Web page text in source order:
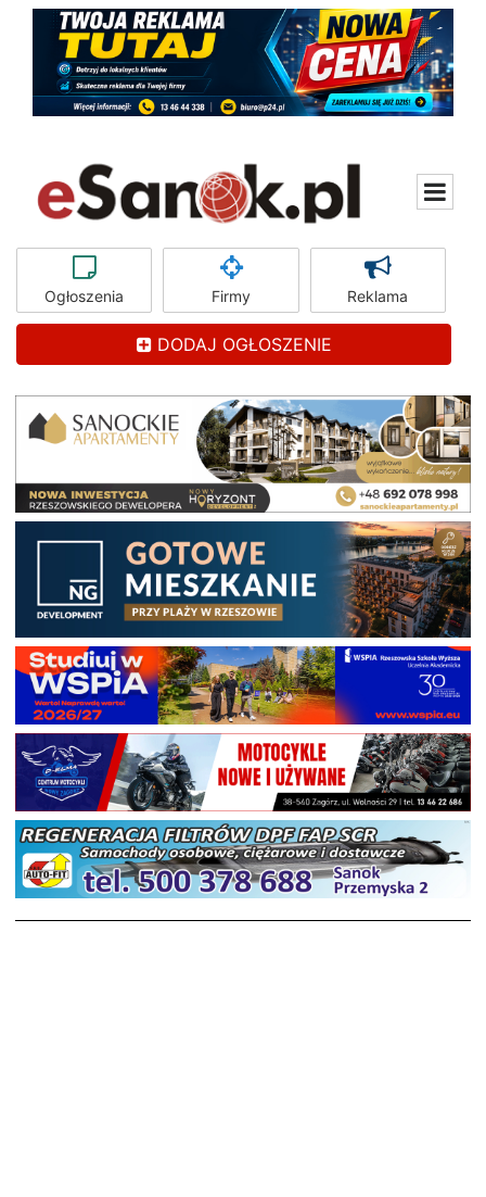
Ogłoszenia Firmy Reklama
DODAJ OGŁOSZENIE